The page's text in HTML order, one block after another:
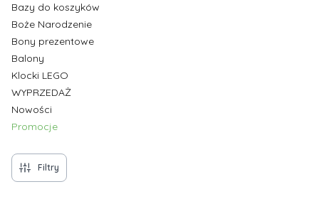
Bazy do koszyków
Boże Narodzenie
Bony prezentowe
Balony
Klocki LEGO
WYPRZEDAŻ
Nowości
Promocje
Filtry